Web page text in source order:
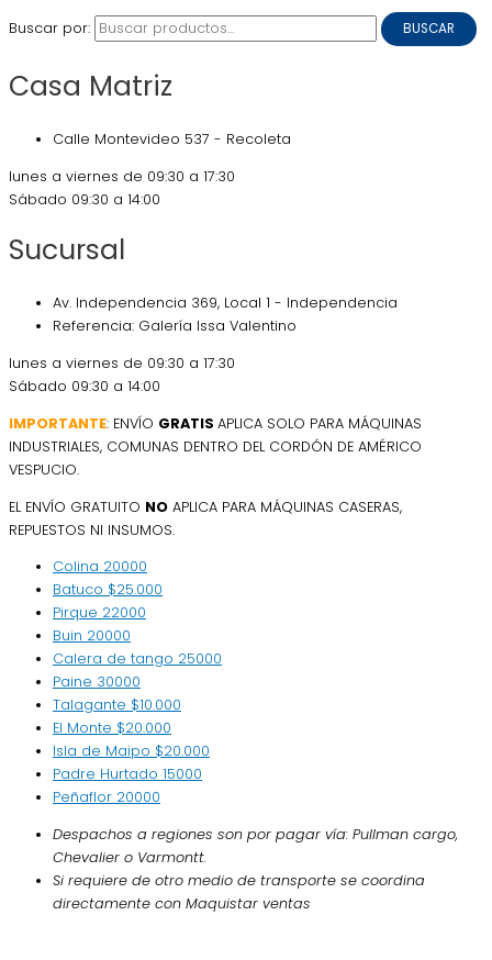
Buscar por: BUSCAR
Casa Matriz
Calle Montevideo 537 - Recoleta
lunes a viernes de 09:30 a 17:30
Sábado 09:30 a 14:00
Sucursal
Av. Independencia 369, Local 1 - Independencia
Referencia: Galería Issa Valentino
lunes a viernes de 09:30 a 17:30
Sábado 09:30 a 14:00
IMPORTANTE: ENVÍO GRATIS APLICA SOLO PARA MÁQUINAS
INDUSTRIALES, COMUNAS DENTRO DEL CORDÓN DE AMÉRICO
VESPUCIO.
EL ENVÍO GRATUITO NO APLICA PARA MÁQUINAS CASERAS,
REPUESTOS NI INSUMOS.
Colina 20000
Batuco $25.000
Pirque 22000
Buin 20000
Calera de tango 25000
Paine 30000
Talagante $10.000
El Monte $20.000
Isla de Maipo $20.000
Padre Hurtado 15000
Peñaflor 20000
Despachos a regiones son por pagar vía: Pullman cargo,
Chevalier o Varmontt.
Si requiere de otro medio de transporte se coordina
directamente con Maquistar ventas